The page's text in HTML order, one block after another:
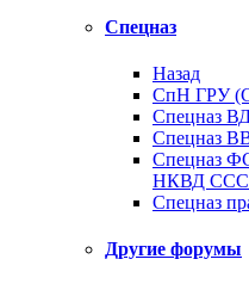
Спецназ
Назад
СпН ГРУ
Спецназ
Спецназ
Спецназ
НКВД
Спецназ
Другие форумы